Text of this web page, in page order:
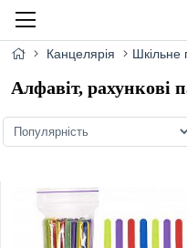
Канцелярія Шкільне
Алфавіт, рахункові